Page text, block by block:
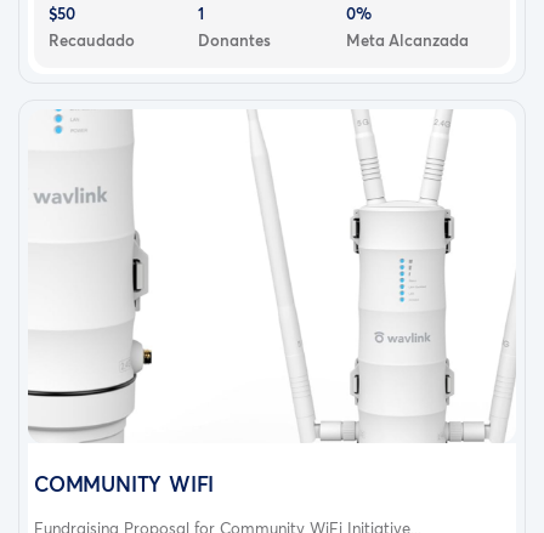
$50
Recaudado
1
Donantes
0%
Meta Alcanzada
COMMUNITY WIFI
Fundraising Proposal for Community WiFi Initiative...